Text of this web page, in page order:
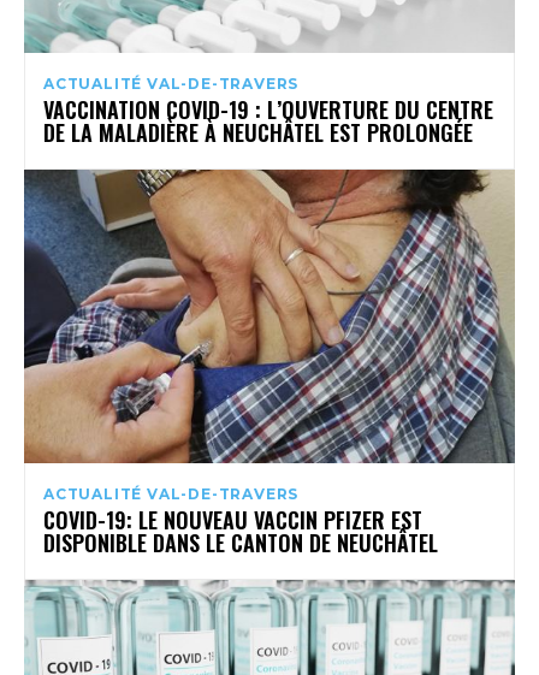
ACTUALITÉ VAL-DE-TRAVERS
VACCINATION COVID-19 : L’OUVERTURE DU CENTRE
DE LA MALADIÈRE À NEUCHÂTEL EST PROLONGÉE
ACTUALITÉ VAL-DE-TRAVERS
COVID-19: LE NOUVEAU VACCIN PFIZER EST
DISPONIBLE DANS LE CANTON DE NEUCHÂTEL